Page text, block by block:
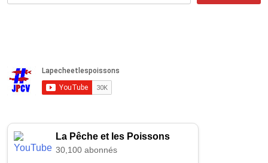
La Pêche et les Poissons
30,100 abonnés